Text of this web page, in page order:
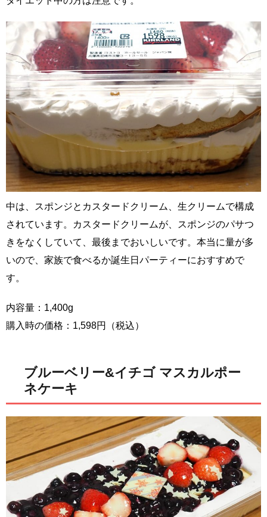
中は、スポンジとカスタードクリーム、生クリームで構成
されています。カスタードクリームが、スポンジのパサつ
きをなくしていて、最後までおいしいです。本当に量が多
いので、家族で食べるか誕生日パーティーにおすすめで
す。
内容量：1,400g
購入時の価格：1,598円（税込）
ブルーベリー&イチゴ マスカルポー
ネケーキ